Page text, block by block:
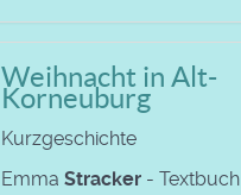
Weihnacht in Alt-
Korneuburg
Kurzgeschichte
Emma Stracker - Textbuch